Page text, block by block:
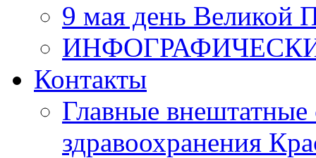
9 мая день Великой
Контакты
Главные внештатные
здравоохранения